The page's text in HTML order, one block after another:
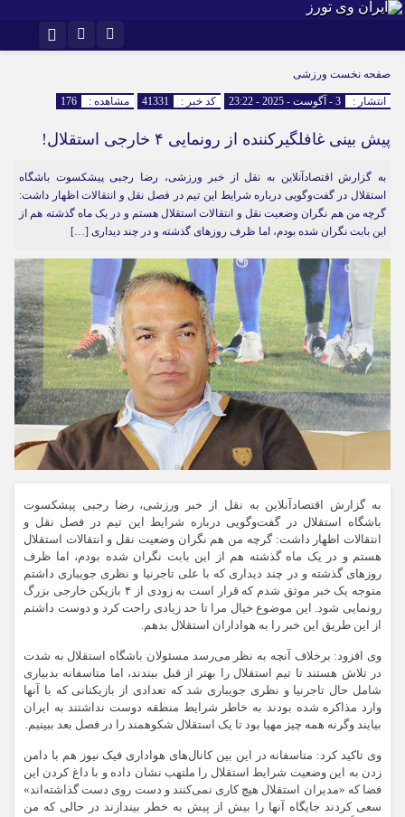
اینستاگرامصفحه نخست ورزشی
انتشار : 3 - آگوست - 2025 - 23:22 کد خبر : 41331 مشاهده : 176
پیش بینی غافلگیرکننده از رونمایی ۴ خارجی استقلال!
به گزارش اقتصادآنلاین به نقل از خبر ورزشی، رضا رجبی پیشکسوت باشگاه
استقلال در گفت‌و‌گویی درباره شرایط این تیم در فصل نقل و انتقالات اظهار داشت:
گرچه من هم نگران وضعیت نقل و انتقالات استقلال هستم و در یک ماه گذشته هم از
این بابت نگران شده بودم، اما ظرف روز‌های گذشته و در چند دیداری […]
به گزارش اقتصادآنلاین به نقل از خبر ورزشی، رضا رجبی پیشکسوت
باشگاه استقلال در گفت‌و‌گویی درباره شرایط این تیم در فصل نقل و
انتقالات اظهار داشت: گرچه من هم نگران وضعیت نقل و انتقالات استقلال
هستم و در یک ماه گذشته هم از این بابت نگران شده بودم، اما ظرف
روز‌های گذشته و در چند دیداری که با علی تاجرنیا و نظری جویباری داشتم
متوجه یک خبر موثق شدم که قرار است به زودی از ۴ بازیکن خارجی بزرگ
رونمایی شود. این موضوع خیال مرا تا حد زیادی راحت کرد و دوست داشتم
از این طریق این خبر را به هواداران استقلال بدهم.
وی افزود: برخلاف آنچه به نظر می‌رسد مسئولان باشگاه استقلال به شدت
در تلاش هستند تا تیم استقلال را بهتر از قبل ببندند، اما متاسفانه بدبیاری
شامل حال تاجرنیا و نظری جویباری شد که تعدادی از بازیکنانی که با آنها
وارد مذاکره شده بودند به خاطر شرایط منطقه دوست نداشتند به ایران
بیایند وگرنه همه چیز مهیا بود تا یک استقلال شکوهمند را در فصل بعد ببینیم.
وی تاکید کرد: متاسفانه در این بین کانال‌های هواداری فیک نیوز هم با دامن
زدن به این وضعیت شرایط استقلال را ملتهب نشان داده و با داغ کردن این
فضا که «مدیران استقلال هیچ کاری نمی‌کنند و دست روی دست گذاشته‌اند»
سعی کردند جایگاه آنها را بیش از پیش به خطر بیندازند در حالی که من